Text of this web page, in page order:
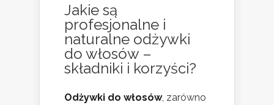
Jakie są
profesjonalne i
naturalne odżywki
do włosów –
składniki i korzyści?
Odżywki do włosów, zarówno